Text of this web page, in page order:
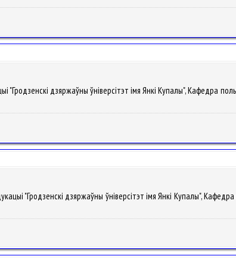
дзяржаўны ўніверсітэт імя Янкі Купалы", Кафедра
"Гродзенскі дзяржаўны ўніверсітэт імя Янкі Купалы", Кафедра